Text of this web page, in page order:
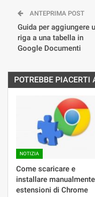
ANTEPRIMA POST
Guida per aggiungere
riga a una tabella in
Google Documenti
POTREBBE PIACERTI
NOTIZIA
Come scaricare e
installare
estensioni di Chrome